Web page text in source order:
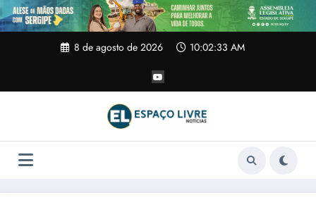
Pular
para
o
8 de agosto de 2026 10:02:34 AM